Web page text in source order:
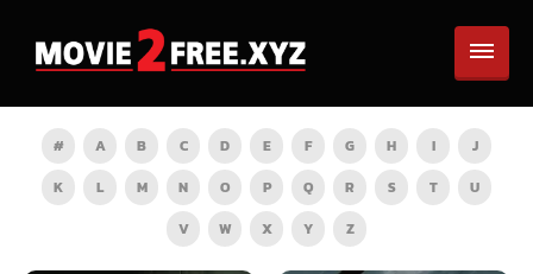
# A B C D E F G H I
J
K
L M N O P Q R S T
U
V
W X Y Z